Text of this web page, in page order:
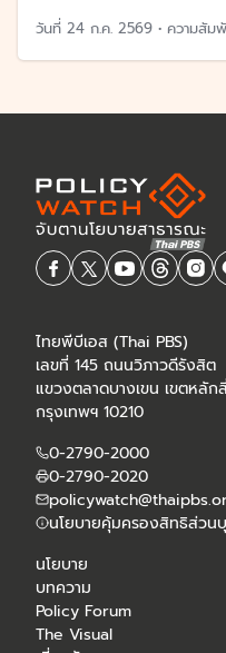
วันที่ 24 ก.ค. 2569 • ความสัม
ไทยพีบีเอส (Thai PBS)
เลขที่ 145 ถนนวิภาวดีรังสิต
แขวงตลาดบางเขน เขตหลักสี่
กรุงเทพฯ 10210
0-2790-2000
0-2790-2020
นโยบายคุ้มครองสิทธิส่วน
นโยบาย
บทความ
Policy Forum
The Visual